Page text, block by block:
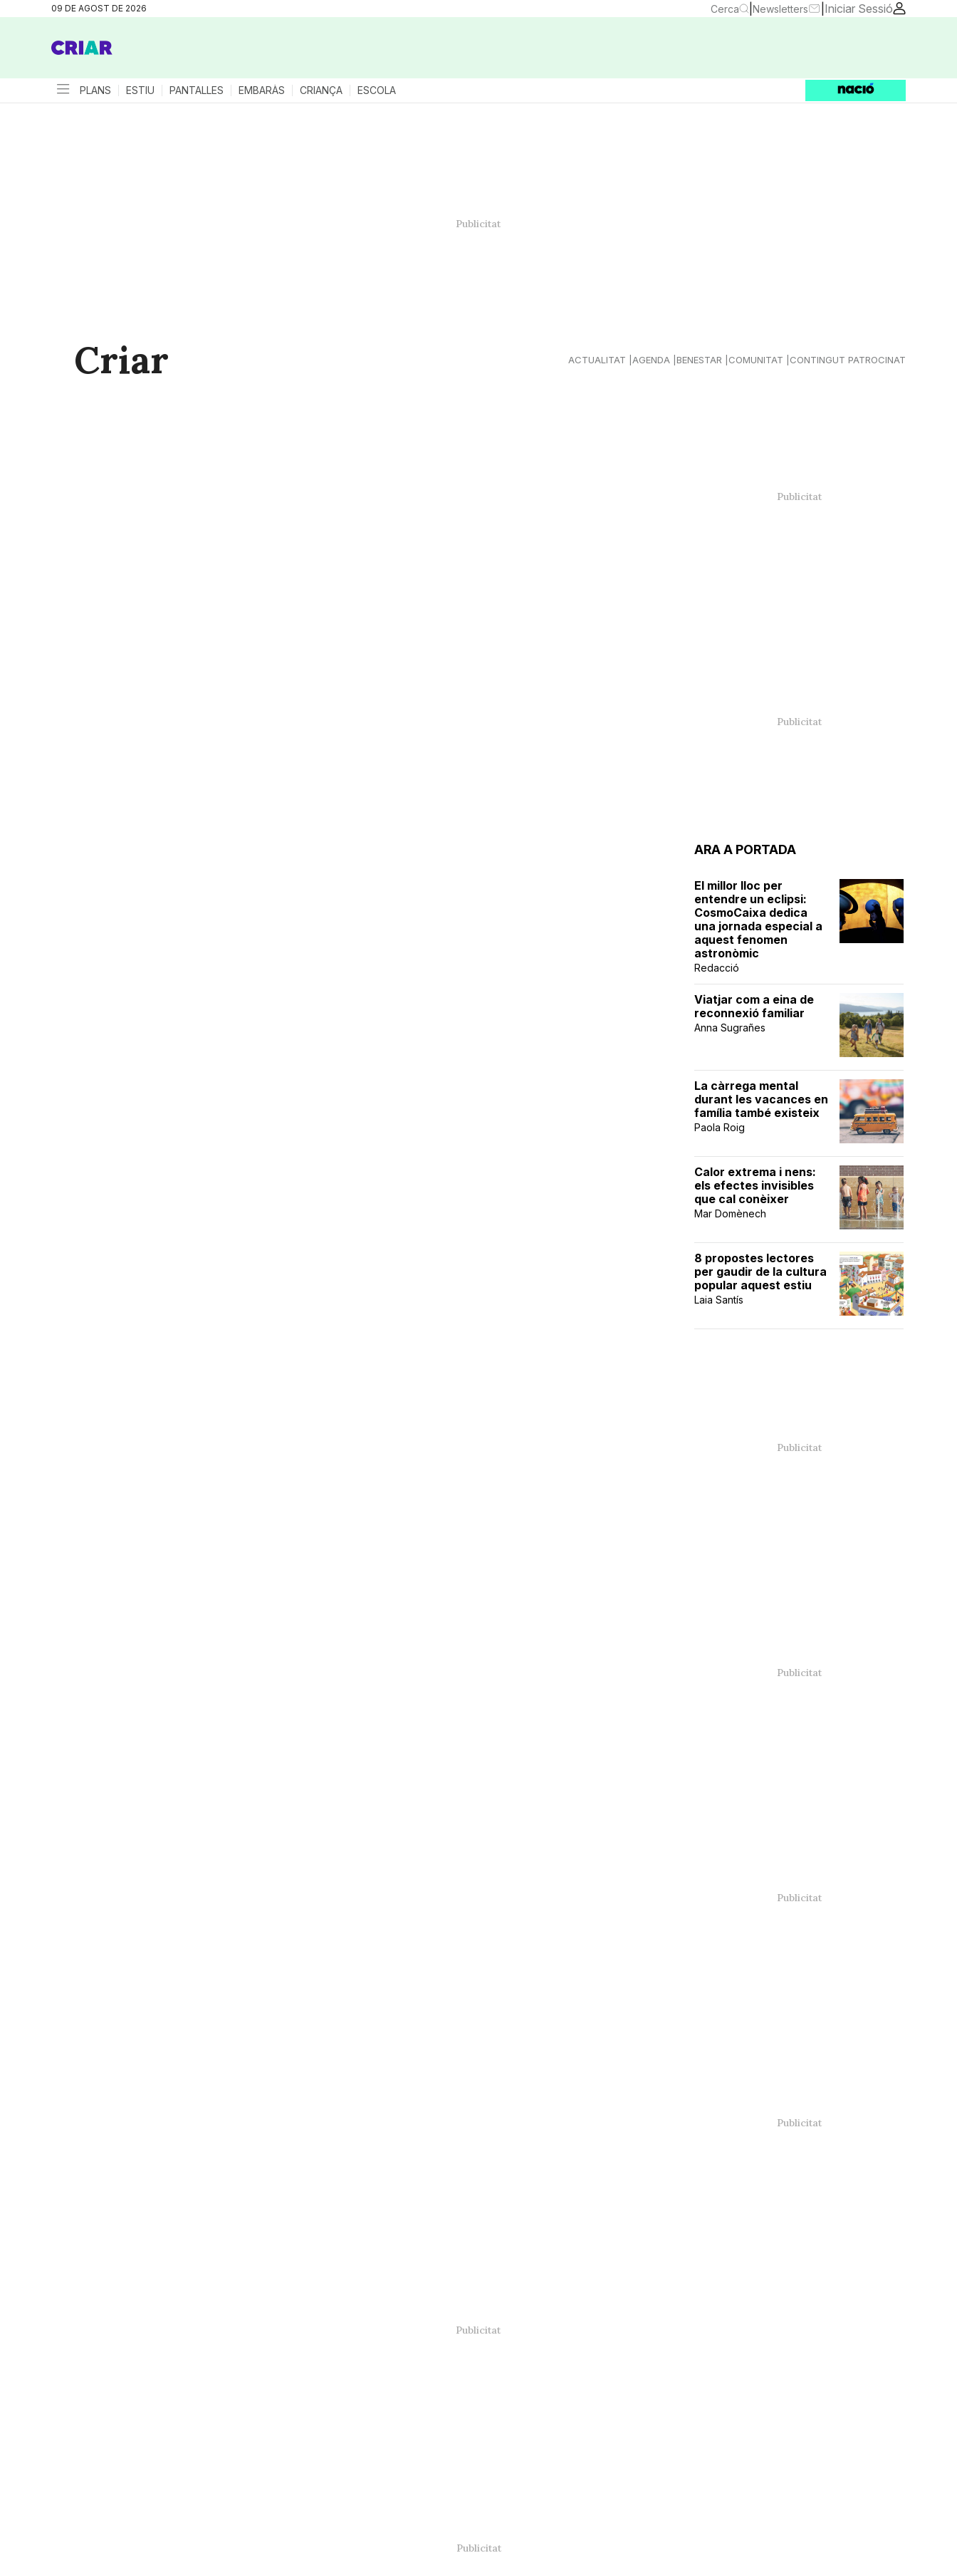
09 DE AGOST DE 2026 Cerca Newsletters Iniciar Sessió
PLANS ESTIU PANTALLES EMBARÀS CRIANÇA ESCOLA
Criar ACTUALITAT AGENDA BENESTAR COMUNITAT CONTINGUT PATROCINAT
ARA A PORTADA
El millor lloc per
entendre un eclipsi:
CosmoCaixa dedica
una jornada especial a
aquest fenomen
astronòmic
Redacció
Viatjar com a eina de
reconnexió familiar
Anna Sugrañes
La càrrega mental
durant les vacances en
família també existeix
Paola Roig
Calor extrema i nens:
els efectes invisibles
que cal conèixer
Mar Domènech
8 propostes lectores
per gaudir de la cultura
popular aquest estiu
Laia Santís